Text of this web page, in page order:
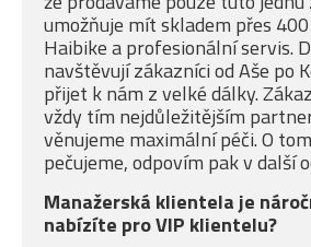
umožňuje mít skladem přes
Haibike a profesionální servis.
navštěvují zákazníci od Aše po
přijet k nám z velké dálky.
vždy tím nejdůležitějším
věnujeme maximální péči. O
pečujeme, odpovím pak v další
Manažerská klientela je
nabízíte pro VIP klientelu?